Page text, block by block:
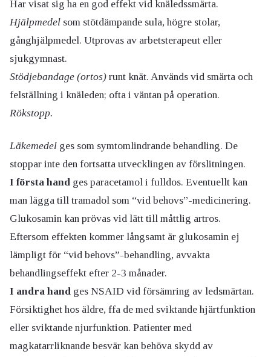
Har visat sig ha en god effekt vid knäledssmärta.
Hjälpmedel som stötdämpande sula, högre stolar,
gånghjälpmedel. Utprovas av arbetsterapeut eller
sjukgymnast.
Stödjebandage (ortos) runt knät. Används vid smärta och
felställning i knäleden; ofta i väntan på operation.
Rökstopp.
Läkemedel ges som symtomlindrande behandling. De
stoppar inte den fortsatta utvecklingen av förslitningen.
I första hand ges paracetamol i fulldos. Eventuellt kan
man lägga till tramadol som “vid behovs”-medicinering.
Glukosamin kan prövas vid lätt till måttlig artros.
Eftersom effekten kommer långsamt är glukosamin ej
lämpligt för “vid behovs”-behandling, avvakta
behandlingseffekt efter 2-3 månader.
I andra hand ges NSAID vid försämring av ledsmärtan.
Försiktighet hos äldre, ffa de med sviktande hjärtfunktion
eller sviktande njurfunktion. Patienter med
magkatarrliknande besvär kan behöva skydd av